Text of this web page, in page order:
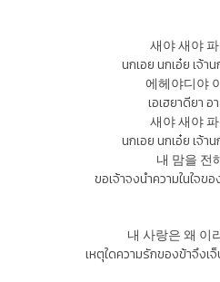
새야 새야
นกเอย นกเอ๋ย เจ้า
에헤야디야
เอเฮยาดียา อ
새야 새야
นกเอย นกเอ๋ย เจ้า
내 맘을 전
ขอเจ้าจงนำความในใจข
내 사랑은 왜 이
เหตุใดความรักของข้าจึงเ